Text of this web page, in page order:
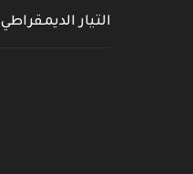
التيار الديمقراطي